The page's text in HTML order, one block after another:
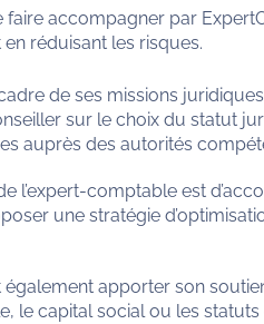
accompagner par
réduisant les risques.
de ses missions
sur le choix du statut
auprès des autorités
l’expert-comptable est
une stratégie
également apporter son
le capital social ou les